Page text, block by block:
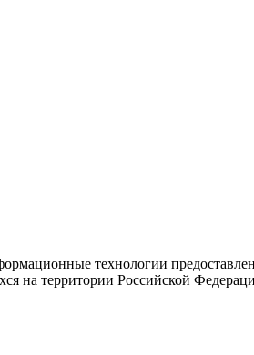
технологии
на территории Российской